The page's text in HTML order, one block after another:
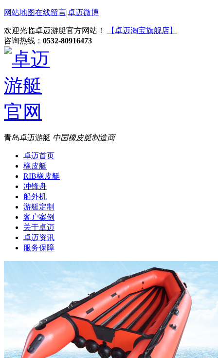
网站地图在线留言|卓迈微博
欢迎光临卓迈游艇官方网站！
【卓迈淘宝旗舰店】
咨询热线： 0532-80916473
青岛卓迈游艇 中国橡皮艇制造商
卓迈首页
橡皮艇
RIB橡皮艇
冲锋舟
船外机
游艇定制
客户案例
关于卓迈
卓迈资讯
服务保障